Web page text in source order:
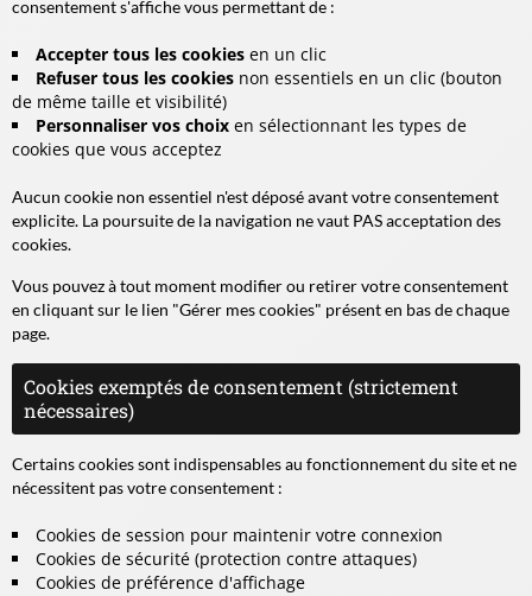
consentement s'affiche vous permettant de :
Accepter tous les cookies en un clic
Refuser tous les cookies non essentiels en un clic (bouton
de même taille et visibilité)
Personnaliser vos choix en sélectionnant les types de
cookies que vous acceptez
Aucun cookie non essentiel n'est déposé avant votre consentement
explicite. La poursuite de la navigation ne vaut PAS acceptation des
cookies.
Vous pouvez à tout moment modifier ou retirer votre consentement
en cliquant sur le lien "Gérer mes cookies" présent en bas de chaque
page.
Cookies exemptés de consentement (strictement
nécessaires)
Certains cookies sont indispensables au fonctionnement du site et ne
nécessitent pas votre consentement :
Cookies de session pour maintenir votre connexion
Cookies de sécurité (protection contre attaques)
Cookies de préférence d'affichage